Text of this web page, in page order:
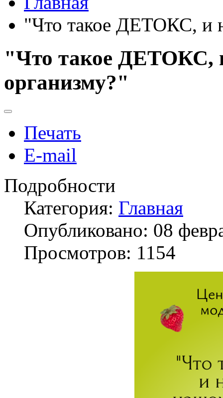
"Что такое ДЕТОКС, и
"Что такое ДЕТОКС,
организму?"
Печать
E-mail
Подробности
Категория: Главная
Опубликовано: 08
Просмотров: 1154